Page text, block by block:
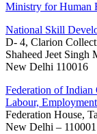
Ministry for Human
National Skill
D- 4, Clarion
Shaheed Jeet Singh
New Delhi 110016
Federation of Indian
Labour,
Federation House,
New Delhi –